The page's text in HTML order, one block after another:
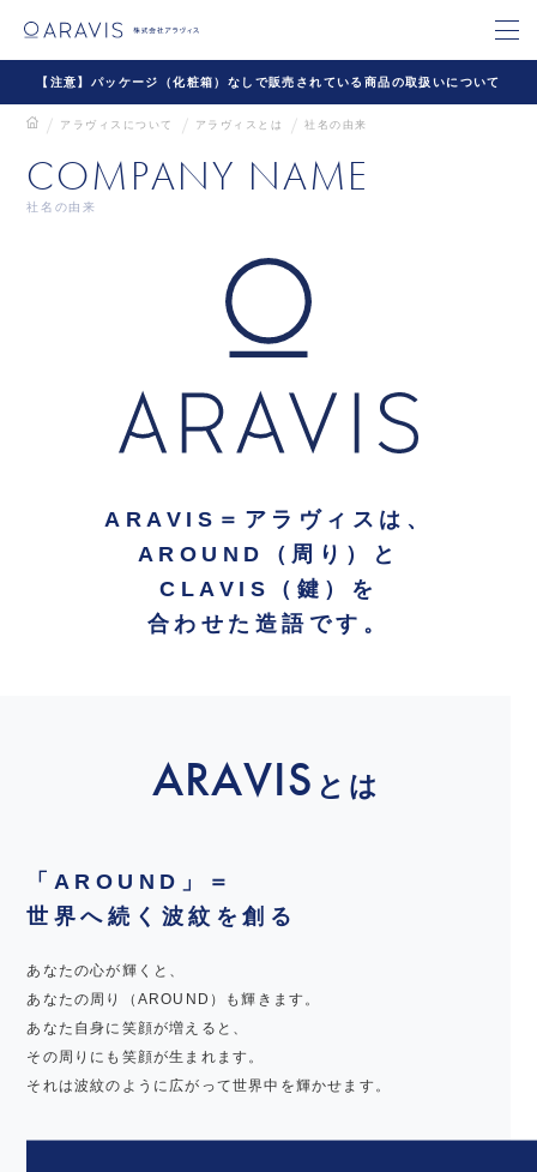
【注意】パッケージ（化粧箱）なしで販売されている商品の取扱いについて
アラヴィスについて アラヴィスとは 社名の由来
COMPANY NAME
社名の由来
ARAVIS＝アラヴィスは、
AROUND（周り）と
CLAVIS（鍵）を
合わせた造語です。
ARAVIS とは
「AROUND」＝
世界へ続く波紋を創る
あなたの心が輝くと、
あなたの周り（AROUND）も輝きます。
あなた自身に笑顔が増えると、
その周りにも笑顔が生まれます。
それは波紋のように広がって世界中を輝かせます。